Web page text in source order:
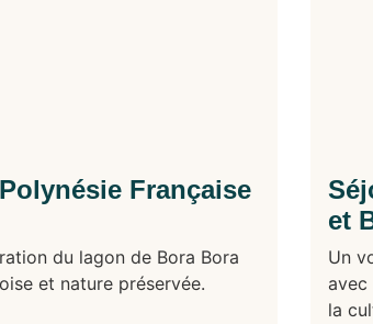
Française
du lagon de Bora Bora
et nature préservée.
et
Un
avec
la